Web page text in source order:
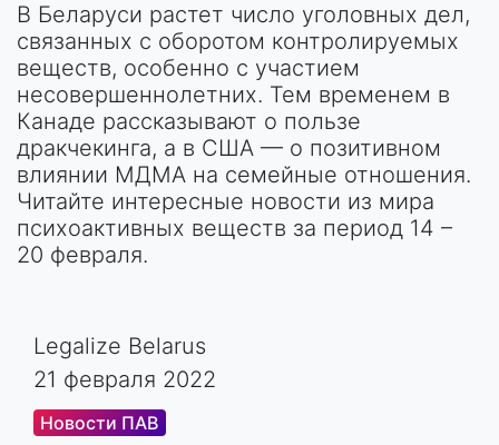
В Беларуси растет число уголовных дел,
связанных с оборотом контролируемых
веществ, особенно с участием
несовершеннолетних. Тем временем в
Канаде рассказывают о пользе
дракчекинга, а в США — о позитивном
влиянии МДМА на семейные отношения.
Читайте интересные новости из мира
психоактивных веществ за период 14 –
20 февраля.
Legalize Belarus
21 февраля 2022
Новости ПАВ